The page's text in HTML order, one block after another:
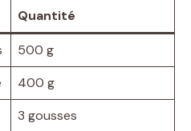
Quantité
500 g
400 g
3 gousses